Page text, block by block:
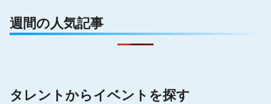
週間の人気記事
タレントからイベントを探す